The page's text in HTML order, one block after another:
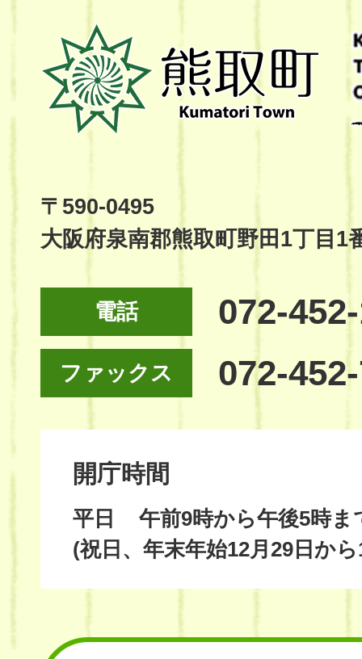
熊
取
町
Kumatori
Site
〒590-0495
大阪府泉南郡熊取町野田1丁目1
電話 072-
ファックス 072-
開庁時間
平日
午前9時から午後5時ま
(祝日、年末年始12月29日か